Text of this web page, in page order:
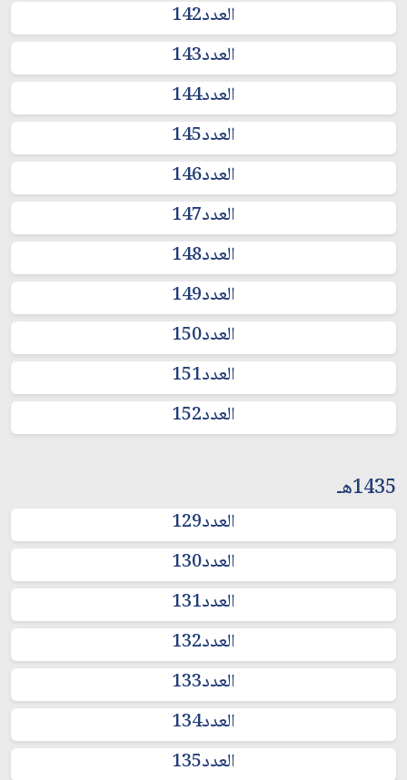
العدد142
العدد143
العدد144
العدد145
العدد146
العدد147
العدد148
العدد149
العدد150
العدد151
العدد152
1435هـ
العدد129
العدد130
العدد131
العدد132
العدد133
العدد134
العدد135